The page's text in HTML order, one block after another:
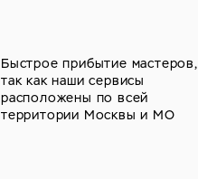
Быстрое прибытие мастеров,
так как наши сервисы
расположены по всей
территории Москвы и МО